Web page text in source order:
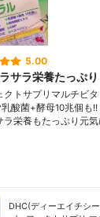
5.00
サラ栄養たっぷり
クトサプリマルチビ
酸菌+酵母10兆個も
ラ栄養もたっぷり元
DHC(ディーエイチシ